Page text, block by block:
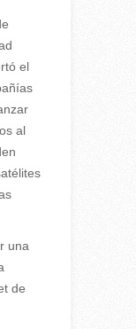
el
al
una
de